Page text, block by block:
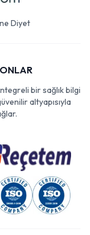
Diyet
bir sağlık bilgi
altyapısıyla